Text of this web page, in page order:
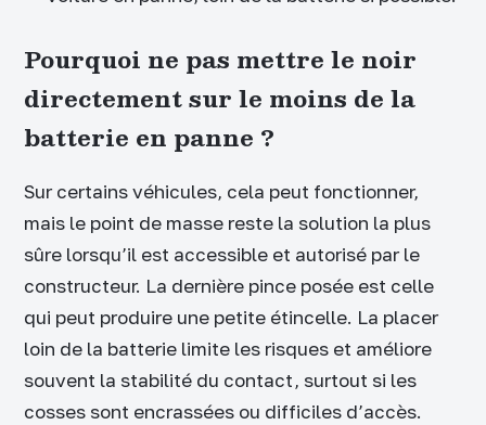
Pourquoi ne pas mettre le noir
directement sur le moins de la
batterie en panne ?
Sur certains véhicules, cela peut fonctionner,
mais le point de masse reste la solution la plus
sûre lorsqu’il est accessible et autorisé par le
constructeur. La dernière pince posée est celle
qui peut produire une petite étincelle. La placer
loin de la batterie limite les risques et améliore
souvent la stabilité du contact, surtout si les
cosses sont encrassées ou difficiles d’accès.